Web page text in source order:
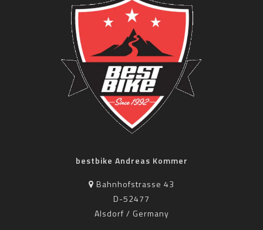
bestbike Andreas Kommer
Bahnhofstrasse 43
D-52477
Alsdorf / Germany